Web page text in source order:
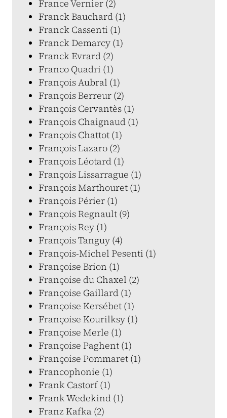
France Vernier (2)
Franck Bauchard (1)
Franck Cassenti (1)
Franck Demarcy (1)
Franck Evrard (2)
Franco Quadri (1)
François Aubral (1)
François Berreur (2)
François Cervantès (1)
François Chaignaud (1)
François Chattot (1)
François Lazaro (2)
François Léotard (1)
François Lissarrague (1)
François Marthouret (1)
François Périer (1)
François Regnault (9)
François Rey (1)
François Tanguy (4)
François-Michel Pesenti (1)
Françoise Brion (1)
Françoise du Chaxel (2)
Françoise Gaillard (1)
Françoise Kersébet (1)
Françoise Kourilksy (1)
Françoise Merle (1)
Françoise Paghent (1)
Françoise Pommaret (1)
Francophonie (1)
Frank Castorf (1)
Frank Wedekind (1)
Franz Kafka (2)